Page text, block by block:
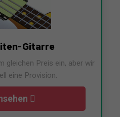
Gitarre
gleichen Preis ein, aber wir
eine Provision.